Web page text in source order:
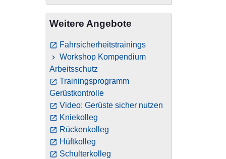
Weitere Angebote
Fahrsicherheitstrainings
Workshop Kompendium
Arbeitsschutz
Trainingsprogramm
Gerüstkontrolle
Video: Gerüste sicher nutzen
Kniekolleg
Rückenkolleg
Hüftkolleg
Schulterkolleg